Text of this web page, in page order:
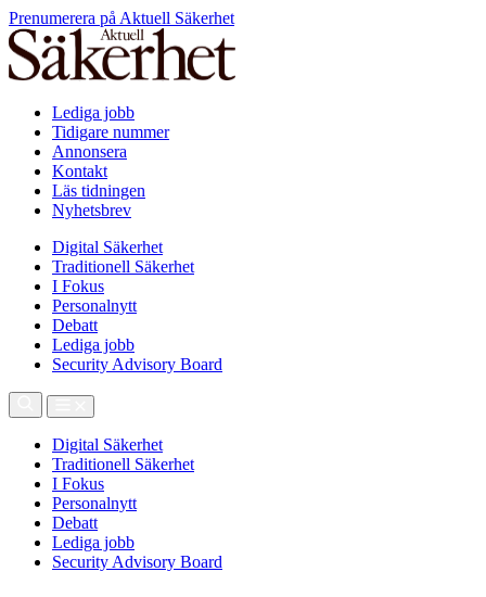
Prenumerera på Aktuell Säkerhet
Lediga jobb
Tidigare nummer
Annonsera
Kontakt
Läs tidningen
Nyhetsbrev
Digital Säkerhet
Traditionell Säkerhet
I Fokus
Personalnytt
Debatt
Lediga jobb
Security Advisory Board
Digital Säkerhet
Traditionell Säkerhet
I Fokus
Personalnytt
Debatt
Lediga jobb
Security Advisory Board